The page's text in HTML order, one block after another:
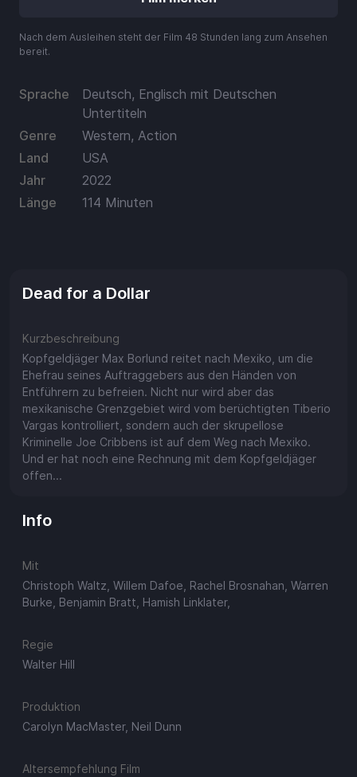
Einlösen
Nach dem Ausleihen steht der Film 48 Stunden lang zum Ansehen
bereit.
Sprache
Deutsch, Englisch mit Deutschen
Untertiteln
Genre
Western, Action
Land
USA
Jahr
2022
Länge
114 Minuten
Dead for a Dollar
Kurzbeschreibung
Kopfgeldjäger Max Borlund reitet nach Mexiko, um die
Ehefrau seines Auftraggebers aus den Händen von
Entführern zu befreien. Nicht nur wird aber das
mexikanische Grenzgebiet wird vom berüchtigten Tiberio
Vargas kontrolliert, sondern auch der skrupellose
Kriminelle Joe Cribbens ist auf dem Weg nach Mexiko.
Und er hat noch eine Rechnung mit dem Kopfgeldjäger
offen...
Info
Mit
Christoph Waltz, Willem Dafoe, Rachel Brosnahan, Warren
Burke, Benjamin Bratt, Hamish Linklater,
Regie
Walter Hill
Produktion
Carolyn MacMaster, Neil Dunn
Altersempfehlung Film